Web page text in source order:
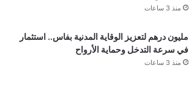
منذ 3 ساعات
مليون درهم لتعزيز الوقاية المدنية بفاس.. استثمار
في سرعة التدخل وحماية الأرواح
منذ 3 ساعات